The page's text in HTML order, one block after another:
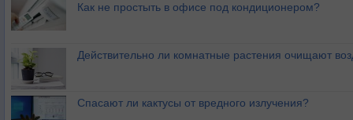
Как не простыть в офисе под кондиционером?
Действительно ли комнатные растения очищают
Спасают ли кактусы от вредного излучения?